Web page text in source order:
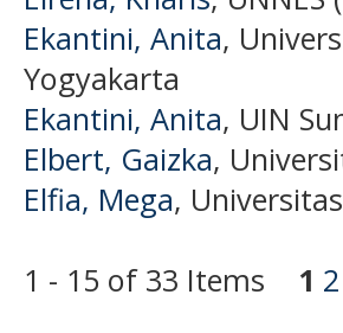
Ekantini, Anita,
Yogyakarta
Ekantini, Anita, UIN
Elbert, Gaizka,
Elfia, Mega,
1 - 15 of 33 Items 1 2